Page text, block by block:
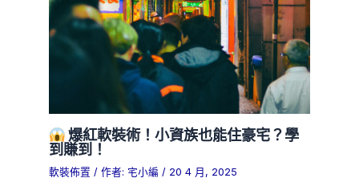
爆紅軟裝術！小資族也能住豪宅？學
到賺到！
軟裝佈置 / 作者: 宅小編/ 20 4 月, 2025